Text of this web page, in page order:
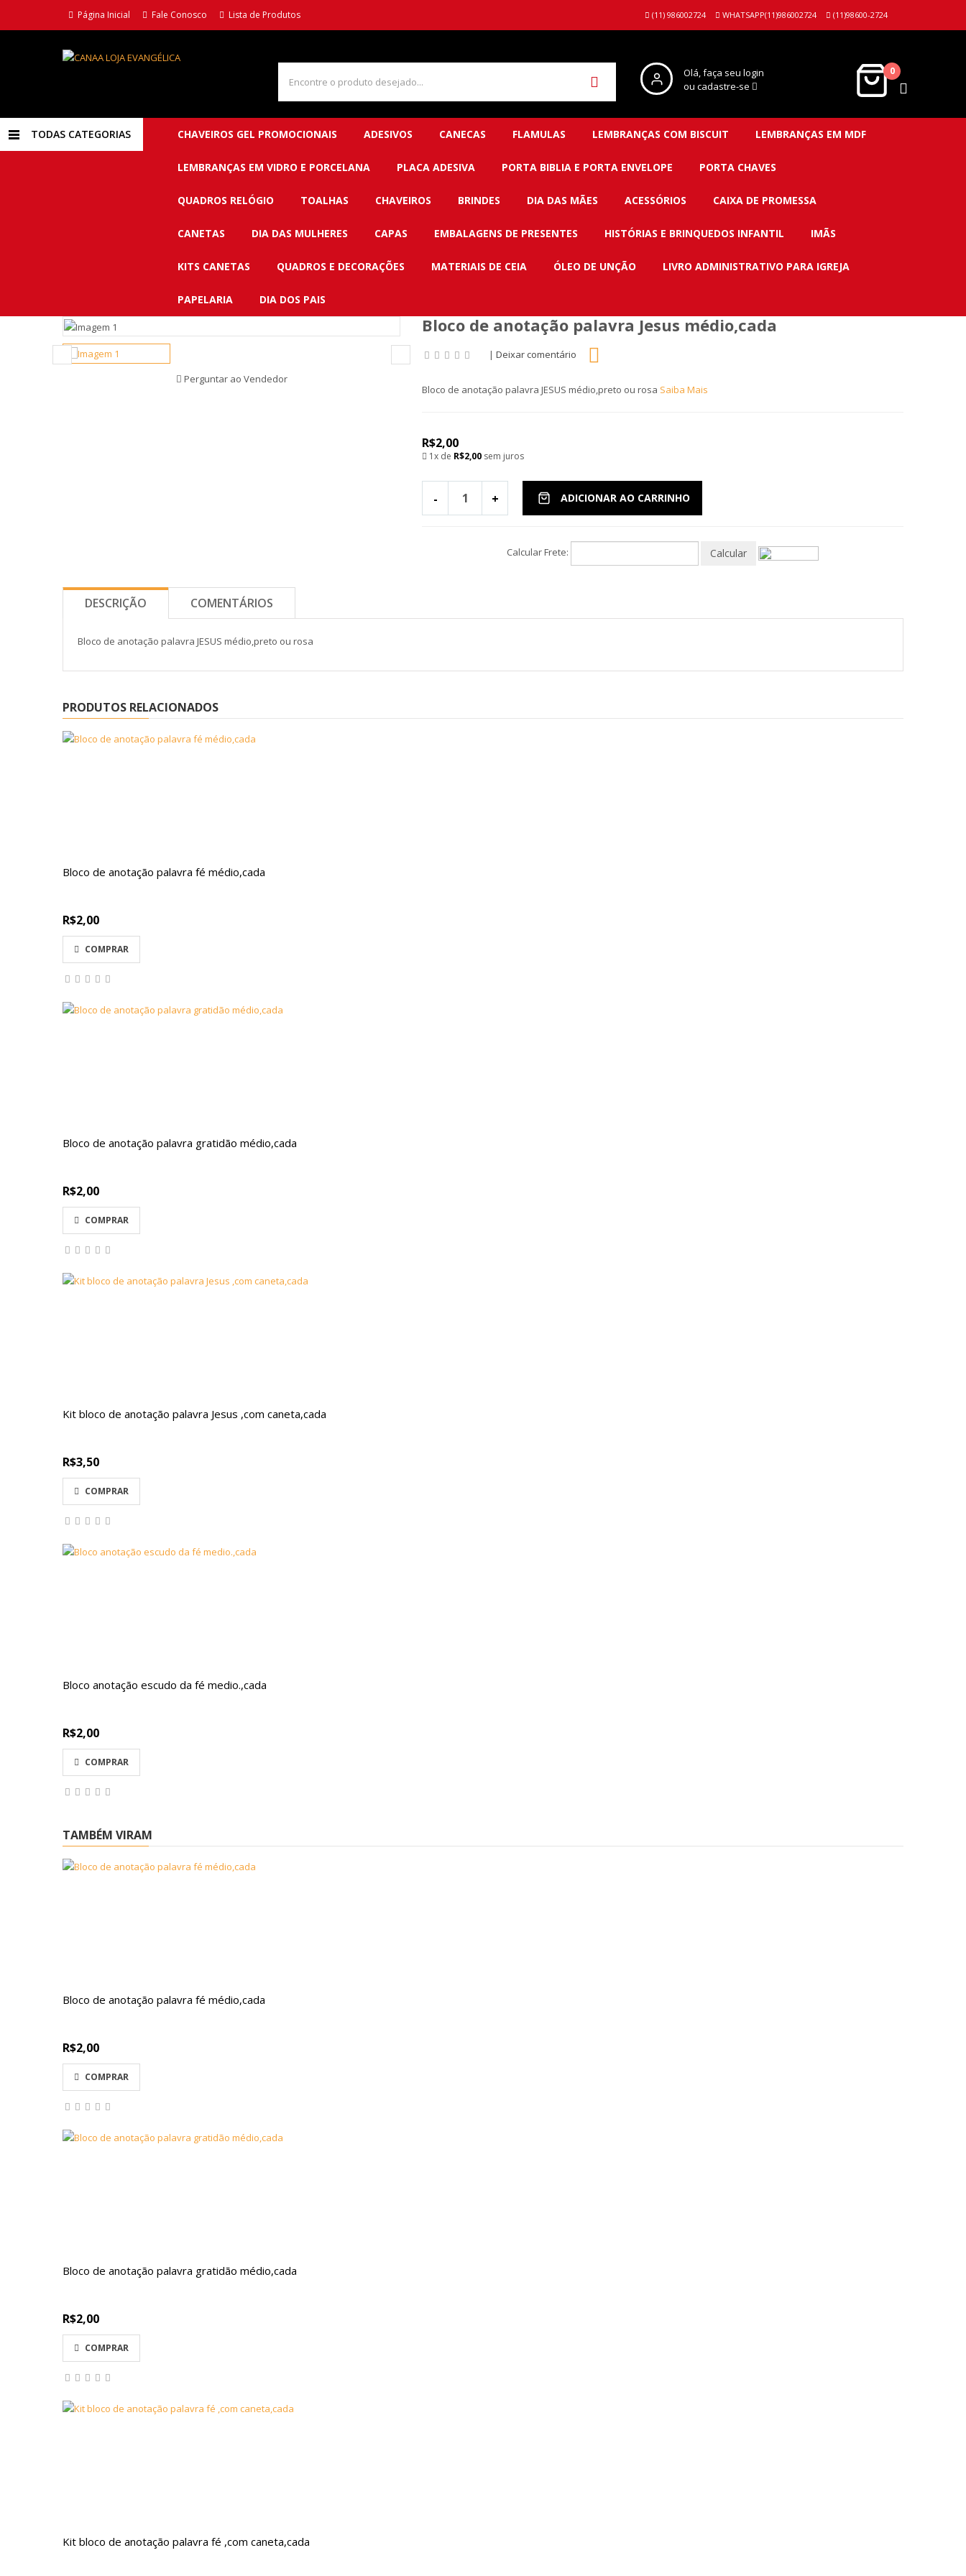
Página Inicial Fale Conosco Lista de Produtos (11) 986002724 WHATSAPP(11)986002724 (11)98600-2724
Olá, faça seu login
ou cadastre-se
0
TODAS CATEGORIAS CHAVEIROS GEL PROMOCIONAIS ADESIVOS CANECAS FLAMULAS LEMBRANÇAS COM BISCUIT LEMBRANÇAS EM MDF
LEMBRANÇAS EM VIDRO E PORCELANA PLACA ADESIVA PORTA BIBLIA E PORTA ENVELOPE PORTA CHAVES
QUADROS RELÓGIO TOALHAS CHAVEIROS BRINDES DIA DAS MÃES ACESSÓRIOS CAIXA DE PROMESSA
CANETAS DIA DAS MULHERES CAPAS EMBALAGENS DE PRESENTES HISTÓRIAS E BRINQUEDOS INFANTIL IMÃS
KITS CANETAS QUADROS E DECORAÇÕES MATERIAIS DE CEIA ÓLEO DE UNÇÃO LIVRO ADMINISTRATIVO PARA IGREJA
PAPELARIA DIA DOS PAIS
Perguntar ao Vendedor
Bloco de anotação palavra Jesus médio,cada
| Deixar comentário
Bloco de anotação palavra JESUS médio,preto ou rosa Saiba Mais
R$2,00
1x de R$2,00 sem juros
- + ADICIONAR AO CARRINHO
Calcular Frete: Calcular
DESCRIÇÃO COMENTÁRIOS
Bloco de anotação palavra JESUS médio,preto ou rosa
PRODUTOS RELACIONADOS
Bloco de anotação palavra fé médio,cada
R$2,00
COMPRAR
Bloco de anotação palavra gratidão médio,cada
R$2,00
COMPRAR
Kit bloco de anotação palavra Jesus ,com caneta,cada
R$3,50
COMPRAR
Bloco anotação escudo da fé medio.,cada
R$2,00
COMPRAR
TAMBÉM VIRAM
Bloco de anotação palavra fé médio,cada
R$2,00
COMPRAR
Bloco de anotação palavra gratidão médio,cada
R$2,00
COMPRAR
Kit bloco de anotação palavra fé ,com caneta,cada